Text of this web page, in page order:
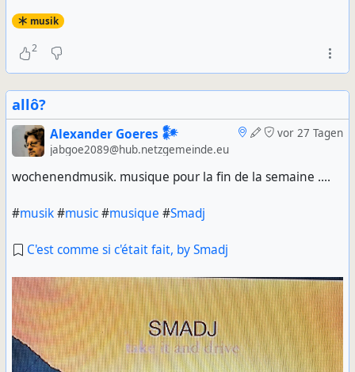
musik
2
allô?
vor 27 Tagen
Alexander Goeres 𒀯
jabgoe2089@hub.netzgemeinde.eu
wochenendmusik. musique pour la fin de la semaine ....
#musik#music#musique #Smadj
C'est comme si c'était fait, by Smadj